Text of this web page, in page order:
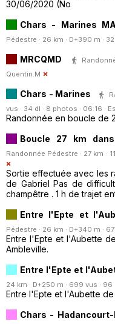
30/06/2020 (No
Chars - Marines
Pédestre · 26 km · D+390 m ·
MRCQMD
Quentin.M
Chars - Marines
vus · 34 dl · 8 photos · 06:16 ·
Randonnée en boucle de
Boucle 27 km
Randonnée Pédestre · 27 km ·
Sortie effectuée avec les
de Gabriel Pas de
champêtre . 1 h de trajet
Entre l'Epte et
Pédestre · 26 km · D+340 m ·
Entre l'Epte et l'Aubette
Ambleville.
Entre l'Epte et
24 km · D+250 m · 699 vus · 96
Entre l'Epte et l'Aubette de
Chars -